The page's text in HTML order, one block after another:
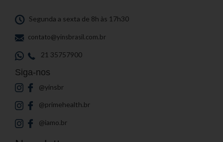
Segunda a sexta de 8h às 17h30
contato@yinsbrasil.com.br
21 35757900
Siga-nos
@yinsbr
@primehealth.br
@iamo.br